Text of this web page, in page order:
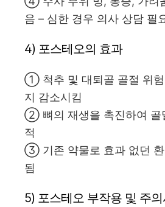
음 – 심한 경우 의사 상담 필
4) 포스테오의 효과
① 척추 및 대퇴골 골절 위험
지 감소시킴
② 뼈의 재생을 촉진하여 골
적
③ 기존 약물로 효과 없던 환
됨
5) 포스테오 부작용 및 주